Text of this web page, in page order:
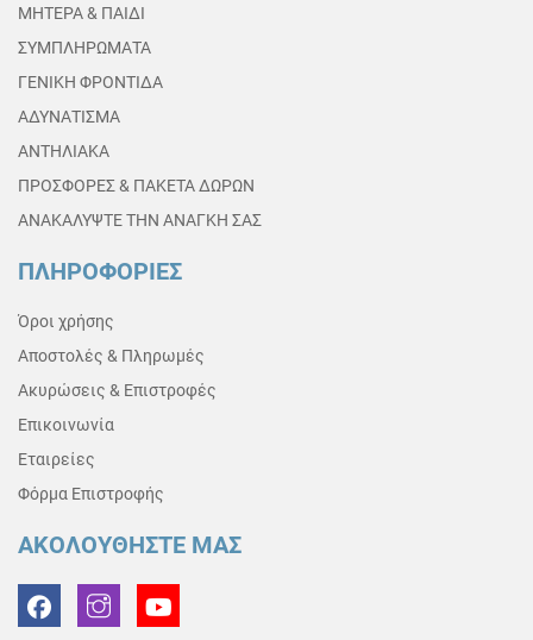
ΜΗΤΕΡΑ & ΠΑΙΔΙ
ΣΥΜΠΛΗΡΩΜΑΤΑ
ΓΕΝΙΚΗ ΦΡΟΝΤΙΔΑ
ΑΔΥΝΑΤΙΣΜΑ
ΑΝΤΗΛΙΑΚΑ
ΠΡΟΣΦΟΡΕΣ & ΠΑΚΕΤΑ ΔΩΡΩΝ
ΑΝΑΚΑΛΥΨΤΕ ΤΗΝ ΑΝΑΓΚΗ ΣΑΣ
ΠΛΗΡΟΦΟΡΙΕΣ
Όροι χρήσης
Αποστολές & Πληρωμές
Ακυρώσεις & Επιστροφές
Επικοινωνία
Εταιρείες
Φόρμα Επιστροφής
ΑΚΟΛΟΥΘΗΣΤΕ ΜΑΣ